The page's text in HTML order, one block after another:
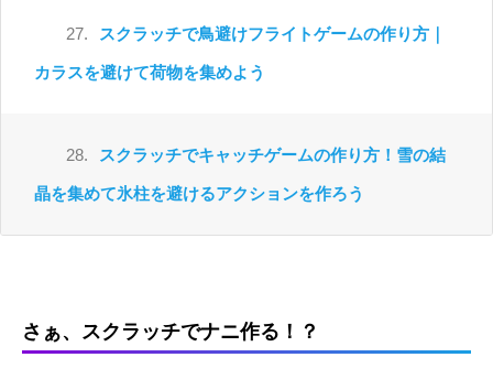
27. スクラッチで鳥避けフライトゲームの作り方｜
カラスを避けて荷物を集めよう
28. スクラッチでキャッチゲームの作り方！雪の結
晶を集めて氷柱を避けるアクションを作ろう
さぁ、スクラッチでナニ作る！？